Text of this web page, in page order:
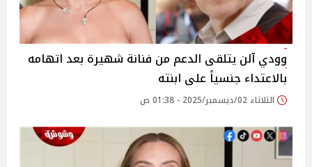
وودي آلن يتلقى الدعم من فنانة شهيرة بعد اتهامه
بالاعتداء جنسياً على ابنته
الثلاثاء 02/ديسمبر/2025 - 01:38 ص